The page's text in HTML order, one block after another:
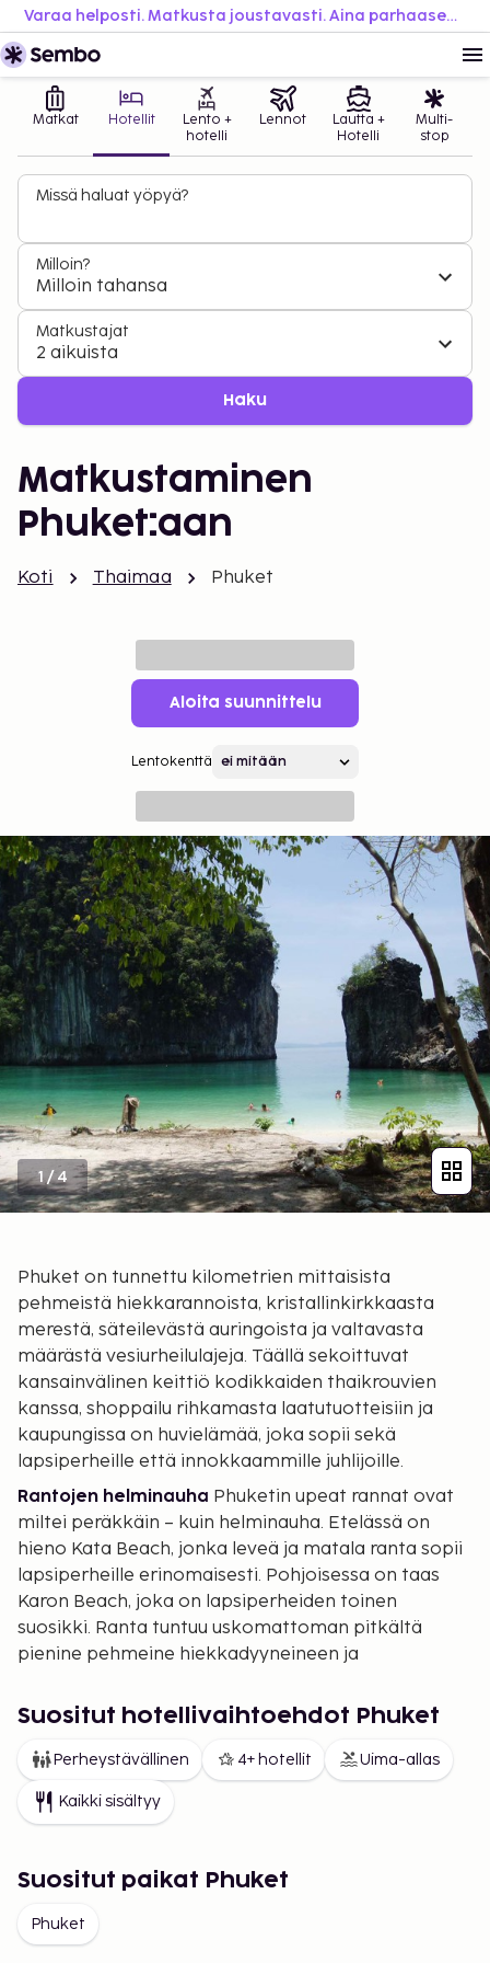
Varaa helposti. Matkusta joustavasti. Aina parhaaseen hintaan.
Matkat Hotellit
Lento +
hotelli
Lennot
Lautta +
Hotelli
Multi-
stop
Missä haluat yöpyä?
Milloin?
Milloin tahansa
Matkustajat
2 aikuista
Haku
Matkustaminen
Phuket:aan
Koti Thaimaa Phuket
Aloita suunnittelu
Lentokenttä
1/4
Phuket on tunnettu kilometrien mittaisista
pehmeistä hiekkarannoista, kristallinkirkkaasta
merestä, säteilevästä auringoista ja valtavasta
määrästä vesiurheilulajeja. Täällä sekoittuvat
kansainvälinen keittiö kodikkaiden thaikrouvien
kanssa, shoppailu rihkamasta laatutuotteisiin ja
kaupungissa on huvielämää, joka sopii sekä
lapsiperheille että innokkaammille juhlijoille.
Rantojen helminauha Phuketin upeat rannat ovat
miltei peräkkäin – kuin helminauha. Etelässä on
hieno Kata Beach, jonka leveä ja matala ranta sopii
lapsiperheille erinomaisesti. Pohjoisessa on taas
Karon Beach, joka on lapsiperheiden toinen
suosikki. Ranta tuntuu uskomattoman pitkältä
pienine pehmeine hiekkadyyneineen ja
pohjoisempana on pitkä hiekkaranta Patong
10 kilometrin päässä Patongista pohjoiseen on
hieno, pitkä Kamala Beach. Täällä on aurinkotuoleja
pitkin rantaa ja kodikas kylä sekä suosittu Fantasea.
keskuudessa. Lähempänä lentokenttää noin 5 km
pohjoiseen Kamala Beachiltä on Surin Beach. Ranta
on erittäin hieno lukuisine paikallisine
ravintoloineen ja baareineen, kun tarjonta yleensä
Suositut hotellivaihtoehdot Phuket
Perheystävällinen 4+ hotellit Uima-allas
Kaikki sisältyy
Suositut paikat Phuket
Phuket